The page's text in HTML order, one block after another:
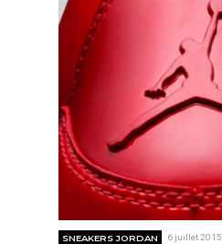
SNEAKERS JORDAN 6 juillet 2015